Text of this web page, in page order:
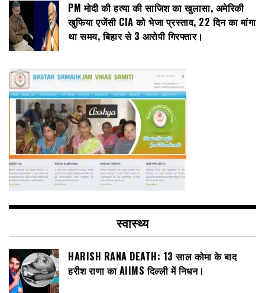
PM मोदी की हत्या की साजिश का खुलासा, अमेरिकी
खुफिया एजेंसी CIA को भेजा प्रस्ताव, 22 दिन का मांगा
था समय, बिहार से 3 आरोपी गिरफ्तार।
स्वास्थ्य
HARISH RANA DEATH: 13 साल कोमा के बाद
हरीश राणा का AIIMS दिल्ली में निधन।